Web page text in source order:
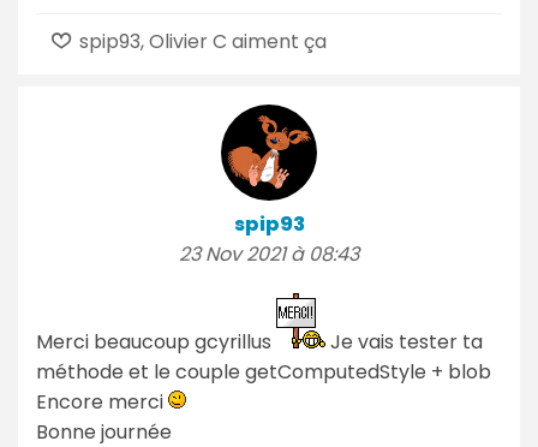
spip93, Olivier C aiment ça
spip93
23 Nov 2021 à 08:43
Merci beaucoup gcyrillus
Je vais tester ta
méthode et le couple getComputedStyle + blob
Encore merci
Bonne journée